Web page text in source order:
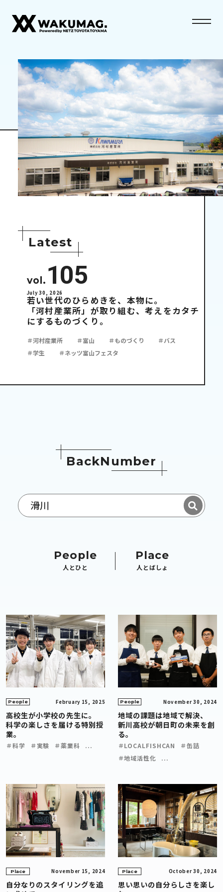
Latest
vol. 105
July 30, 2026
若い世代のひらめきを、本物に。
「河村産業所」が取り組む、考えをカタチ
にするものづくり。
＃河村産業所 ＃富山 ＃ものづくり
＃バス
＃学生
＃ネッツ富山フェスタ
BackN umber
People
人とひと
Place
人とばしょ
People February 15, 2025
高校生が小学校の先生に。
科学の楽しさを届ける特別授
業。
＃科学 ＃実験 ＃薬業科 ...
People November 30, 2024
地域の課題は地域で解決、
新川高校が朝日町の未来を創
る。
＃LOCALFISHCAN
＃缶詰
＃地域活性化
...
Place November 15, 2024
自分なりのスタイリングを追
Place October 30, 2024
思い思いの自分らしさを楽し